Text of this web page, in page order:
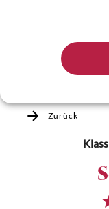
Zurück